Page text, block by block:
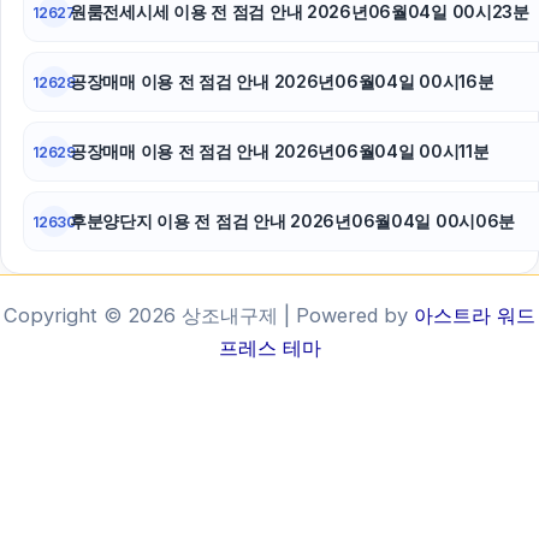
12627원룸전세시세 이용 전 점검 안내 2026년06월04일 00시23분
12628공장매매 이용 전 점검 안내 2026년06월04일 00시16분
12629공장매매 이용 전 점검 안내 2026년06월04일 00시11분
12630후분양단지 이용 전 점검 안내 2026년06월04일 00시06분
Copyright © 2026 상조내구제 | Powered by 아스트라 워드
프레스 테마